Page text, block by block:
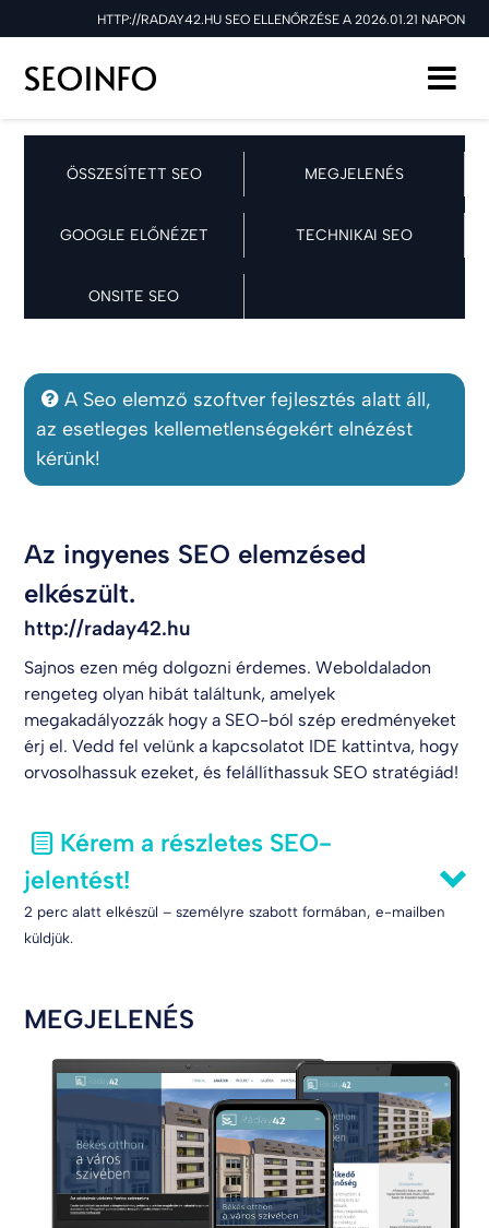
HTTP://RADAY42.HU SEO ELLENŐRZÉSE A 2026.01.21 NAPON
ÖSSZESÍTETT SEO MEGJELENÉS
GOOGLE ELŐNÉZET TECHNIKAI SEO
ONSITE SEO
A Seo elemző szoftver fejlesztés alatt áll,
az esetleges kellemetlenségekért elnézést
kérünk!
Az ingyenes SEO elemzésed
elkészült.
http://raday42.hu
Sajnos ezen még dolgozni érdemes. Weboldaladon
rengeteg olyan hibát találtunk, amelyek
megakadályozzák hogy a SEO-ból szép eredményeket
érj el. Vedd fel velünk a kapcsolatot IDE kattintva, hogy
orvosolhassuk ezeket, és felállíthassuk SEO stratégiád!
Kérem a részletes SEO-
jelentést!
2 perc alatt elkészül – személyre szabott formában, e-mailben
küldjük.
MEGJELENÉS